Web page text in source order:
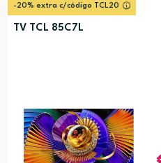
-20% extra c/código TCL20
TV TCL 85C7L